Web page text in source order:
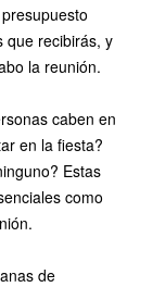
que recibirás, y
la reunión.
caben en
en la fiesta?
Estas
como
de